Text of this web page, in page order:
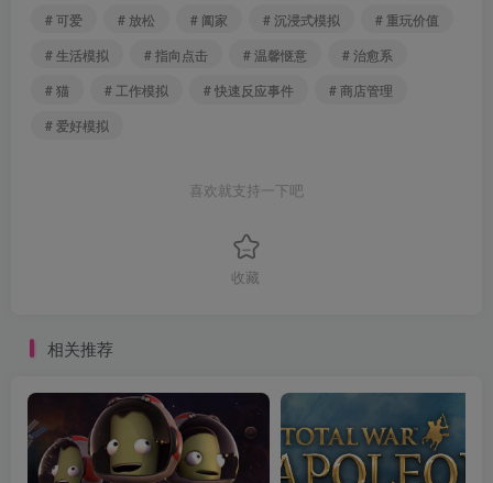
# 可爱
# 放松 # 阖家 # 沉浸式模拟
# 重玩价值
# 生活模拟
# 指向点击 # 温馨惬意
# 治愈系
# 猫
# 工作模拟 # 快速反应事件
# 商店管理
# 爱好模拟
喜欢就支持一下吧
收藏
相关推荐